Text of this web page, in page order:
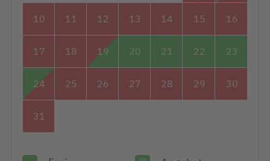
10 11 12 13 14 15 16
17 18 19 20 21 22 23
24 25 26 27 28 29 30
31